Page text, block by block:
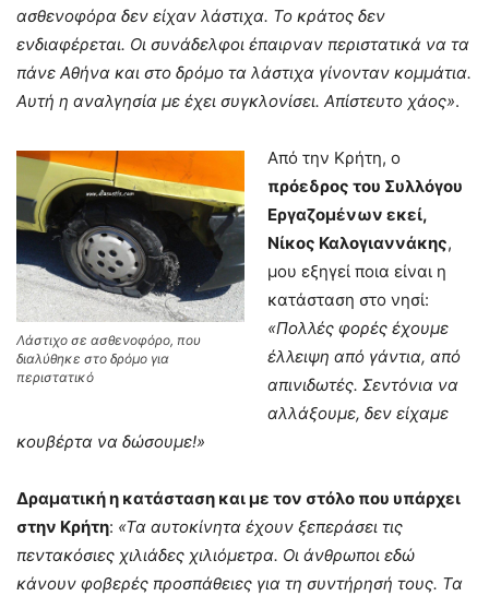
ασθενοφόρα δεν είχαν λάστιχα. Το κράτος δεν
ενδιαφέρεται. Οι συνάδελφοι έπαιρναν περιστατικά να τα
πάνε Αθήνα και στο δρόμο τα λάστιχα γίνονταν κομμάτια.
Αυτή η αναλγησία με έχει συγκλονίσει. Απίστευτο χάος».
Λάστιχο σε ασθενοφόρο, που
διαλύθηκε στο δρόμο για
περιστατικό
Από την Κρήτη, ο
πρόεδρος του Συλλόγου
Εργαζομένων εκεί,
Νίκος Καλογιαννάκης,
μου εξηγεί ποια είναι η
κατάσταση στο νησί:
«Πολλές φορές έχουμε
έλλειψη από γάντια, από
απινιδωτές. Σεντόνια να
αλλάξουμε, δεν είχαμε
κουβέρτα να δώσουμε!»
Δραματική η κατάσταση και με τον στόλο που υπάρχει
στην Κρήτη: «Τα αυτοκίνητα έχουν ξεπεράσει τις
πεντακόσιες χιλιάδες χιλιόμετρα. Οι άνθρωποι εδώ
κάνουν φοβερές προσπάθειες για τη συντήρησή τους. Τα